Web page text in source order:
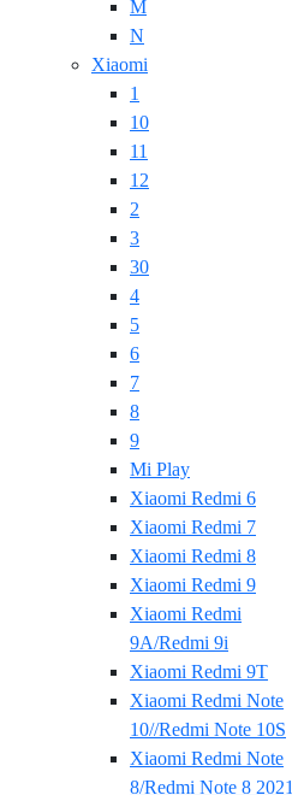
M
N
Xiaomi
1
10
11
12
2
3
30
4
5
6
7
8
9
Mi Play
Xiaomi Redmi 6
Xiaomi Redmi 7
Xiaomi Redmi 8
Xiaomi Redmi 9
Xiaomi Redmi
9A/Redmi 9i
Xiaomi Redmi 9T
Xiaomi Redmi Note
10//Redmi Note 10S
Xiaomi Redmi Note
8/Redmi Note 8 2021